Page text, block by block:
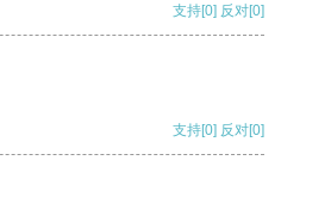
支持[0] 反对[0]
支持[0] 反对[0]